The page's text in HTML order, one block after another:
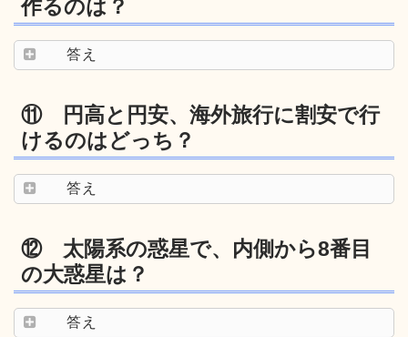
作るのは？
答え
⑪ 円高と円安、海外旅行に割安で行
けるのはどっち？
答え
⑫ 太陽系の惑星で、内側から8番目
の大惑星は？
答え